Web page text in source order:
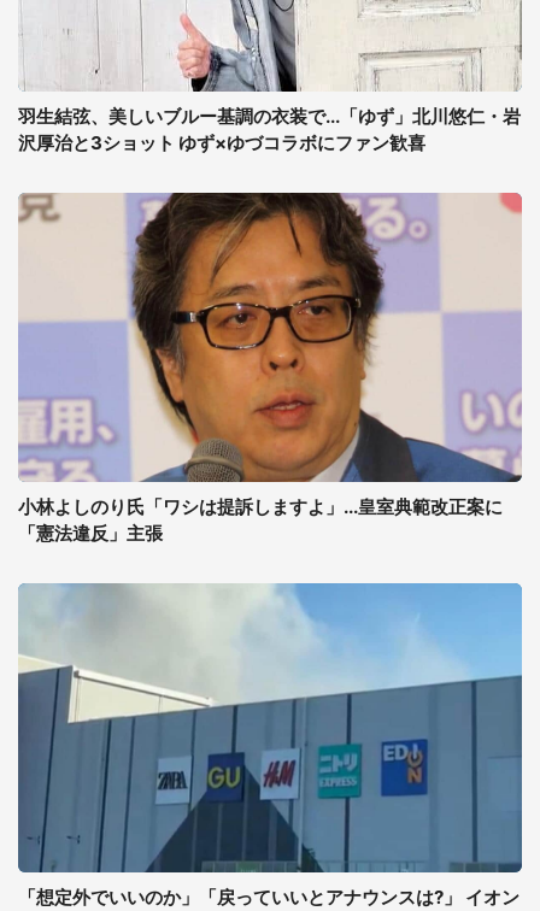
羽生結弦、美しいブルー基調の衣装で...「ゆず」北川悠仁・岩
沢厚治と3ショット ゆず×ゆづコラボにファン歓喜
小林よしのり氏「ワシは提訴しますよ」...皇室典範改正案に
「憲法違反」主張
「想定外でいいのか」「戻っていいとアナウンスは?」 イオン